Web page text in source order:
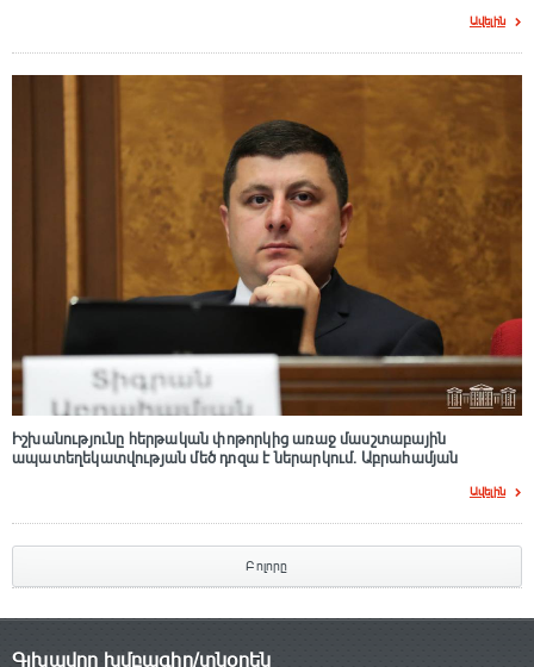
Ավելին
Իշխանությունը հերթական փոթորկից առաջ մասշտաբային
ապատեղեկատվության մեծ դnզա է ներարկում․ Աբրահամյան
Ավելին
Բոլորը
Գլխավոր խմբագիր/տնօրեն